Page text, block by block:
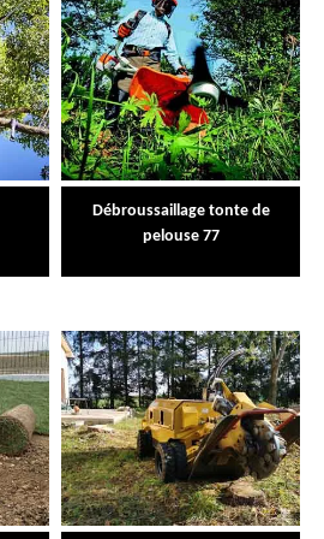
Débroussaillage tonte de
pelouse 77